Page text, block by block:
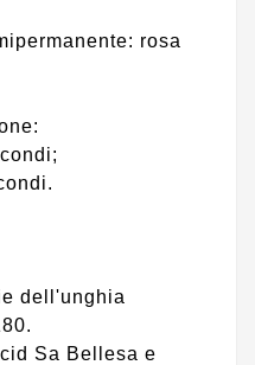
rosa
dell'unghia
Sa Bellesa e